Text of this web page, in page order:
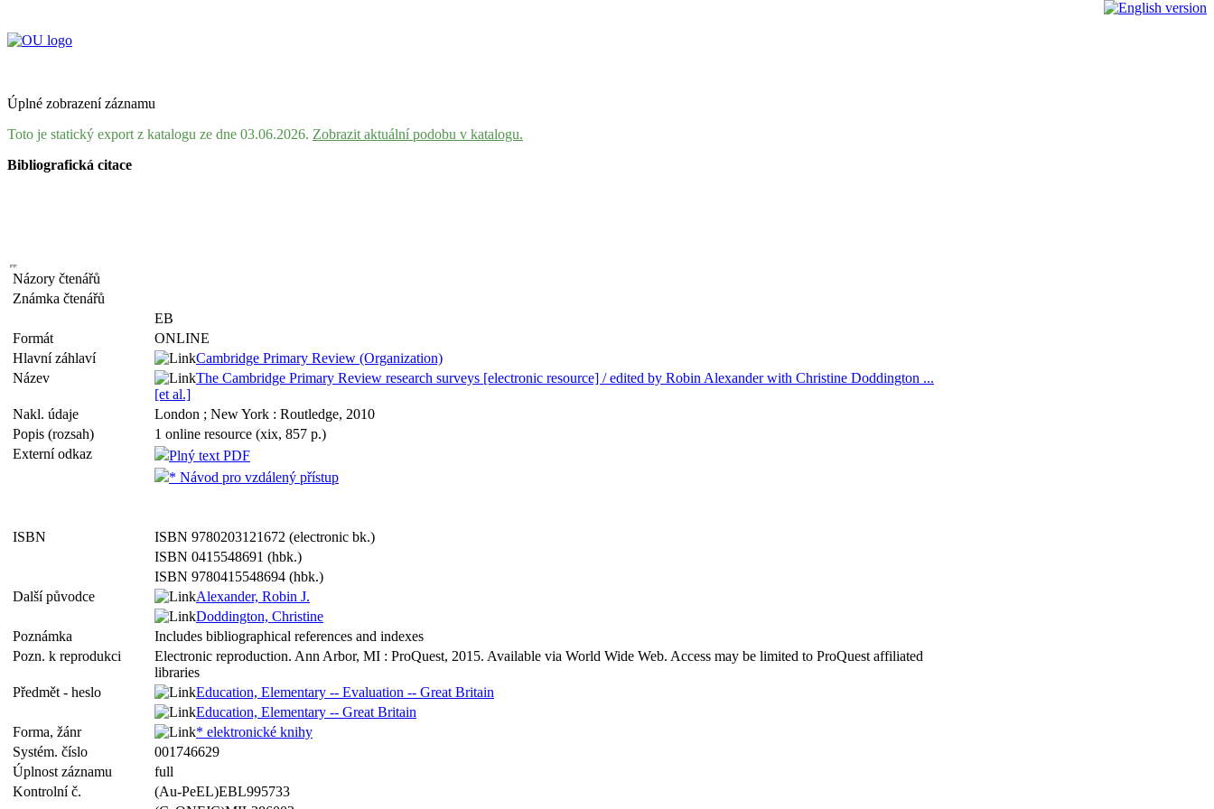
Úplné zobrazení záznamu
Toto je statický export z katalogu ze dne 03.06.2026. Zobrazit aktuální podobu v katalogu.
Bibliografická citace
Názory čtenářů
Známka čtenářů
EB
Formát
ONLINE
Hlavní záhlaví
Cambridge Primary Review (Organization)
Název
The Cambridge Primary Review research surveys [electronic resource] / edited by Robin Alexander with Christine Doddington ...
[et al.]
Nakl. údaje
London ; New York : Routledge, 2010
Popis (rozsah)
1 online resource (xix, 857 p.)
Externí odkaz
Plný text PDF
* Návod pro vzdálený přístup
ISBN
ISBN 9780203121672 (electronic bk.)
ISBN 0415548691 (hbk.)
ISBN 9780415548694 (hbk.)
Další původce
Alexander, Robin J.
Doddington, Christine
Poznámka
Includes bibliographical references and indexes
Pozn. k reprodukci
Electronic reproduction. Ann Arbor, MI : ProQuest, 2015. Available via World Wide Web. Access may be limited to ProQuest affiliated
libraries
Předmět - heslo
Education, Elementary -- Evaluation -- Great Britain
Education, Elementary -- Great Britain
Forma, žánr
* elektronické knihy
Systém. číslo
001746629
Úplnost záznamu
full
Kontrolní č.
(Au-PeEL)EBL995733